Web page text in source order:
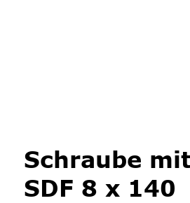
Schraube
SDF 8 x 140